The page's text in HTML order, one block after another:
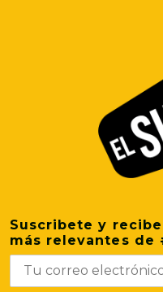
Suscribete y
más relevantes de